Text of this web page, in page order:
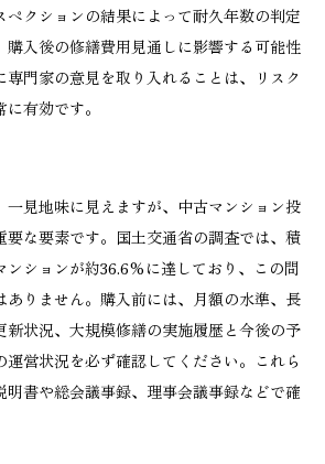
ペクションの結果によって耐久年数の判定
購入後の修繕費用見通しに影響する可能性
専門家の意見を取り入れることは、リスク
有効です。
一見地味に見えますが、中古マンション投
要な要素です。国土交通省の調査では、積
ンションが約36.6%に達しており、この問
ありません。購入前には、月額の水準、長
新状況、大規模修繕の実施履歴と今後の予
営状況を必ず確認してください。これら
明書や総会議事録、理事会議事録などで確